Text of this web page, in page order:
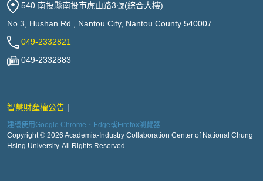
540 南投縣南投市虎山路3號(綜合大樓)
No.3, Hushan Rd., Nantou City, Nantou County 540007
049-2332821
049-2332883
智慧財產權公告
建議使用Google Chrome、Edge或Firefox瀏覽器
Copyright © 2026 Academia-Industry Collaboration Center of National Chung
Hsing University. All Rights Reserved.